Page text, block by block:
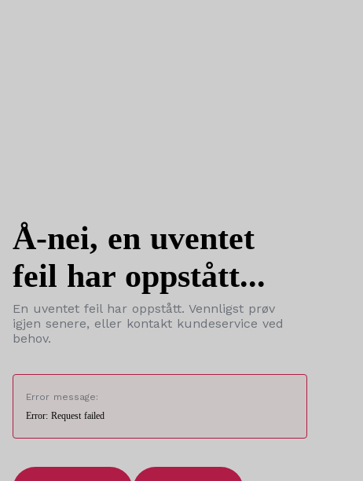
Å-nei, en uventet
feil har oppstått...
En uventet feil har oppstått. Vennligst prøv
igjen senere, eller kontakt kundeservice ved
behov.
Error message:
Error: Request failed